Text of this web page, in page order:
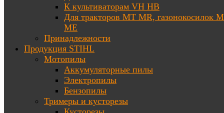
К культиваторам VH HB
Для тракторов МТ MR, газонокосилок
ME
Принадлежности
Продукция STIHL
Мотопилы
Аккумуляторные пилы
Электропилы
Бензопилы
Тримеры и кусторезы